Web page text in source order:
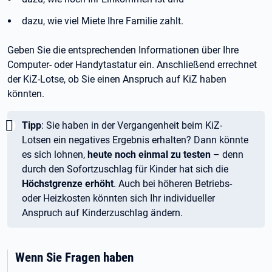
dazu, wie viel Miete Ihre Familie zahlt.
Geben Sie die entsprechenden Informationen über Ihre
Computer- oder Handytastatur ein. Anschließend errechnet
der KiZ-Lotse, ob Sie einen Anspruch auf KiZ haben
könnten.
Wichtig:
Tipp: Sie haben in der Vergangenheit beim KiZ-
Lotsen ein negatives Ergebnis erhalten? Dann könnte
es sich lohnen, heute noch einmal zu testen – denn
durch den Sofortzuschlag für Kinder hat sich die
Höchstgrenze erhöht. Auch bei höheren Betriebs-
oder Heizkosten könnten sich Ihr individueller
Anspruch auf Kinderzuschlag ändern.
Wenn Sie Fragen haben